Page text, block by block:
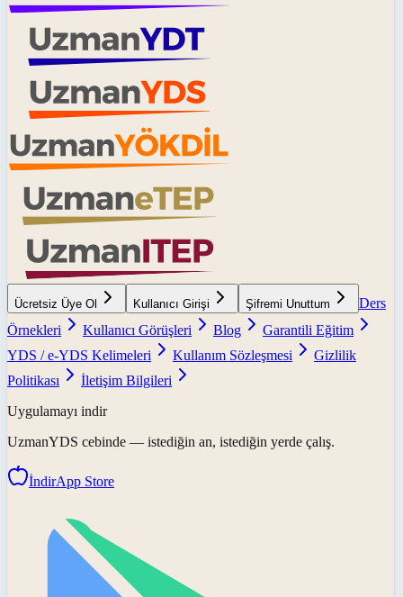
Ücretsiz Üye Ol Kullanıcı Girişi Şifremi Unuttum
Ders
Örnekleri
Kullanıcı Görüşleri Blog
Garantili Eğitim
YDS / e-YDS Kelimeleri
Kullanım Sözleşmesi
Gizlilik
Politikası
İletişim Bilgileri
Uygulamayı indir
UzmanYDS cebinde — istediğin an, istediğin yerde çalış.
İndirApp Store